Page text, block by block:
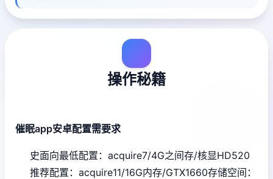
操作秘籍
催眠app安卓配置需要求
​史面向最低配置​ ​：acquire7/4G之间存/核显HD520
推荐配置​ ​：acquire11/16G内存/GTX1660​存储空间​ ​：